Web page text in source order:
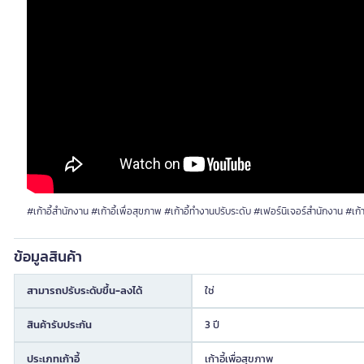
#เก้าอี้สำนักงาน #เก้าอี้เพื่อสุขภาพ #เก้าอี้ทำงานปรับระดับ #เฟอร์นิเจอร์สำนักงาน #เก้
ข้อมูลสินค้า
สามารถปรับระดับขึ้น-ลงได้ ใช่
สินค้ารับประกัน 3 ปี
ประเภทเก้าอี้ เก้าอี้เพื่อสุขภาพ